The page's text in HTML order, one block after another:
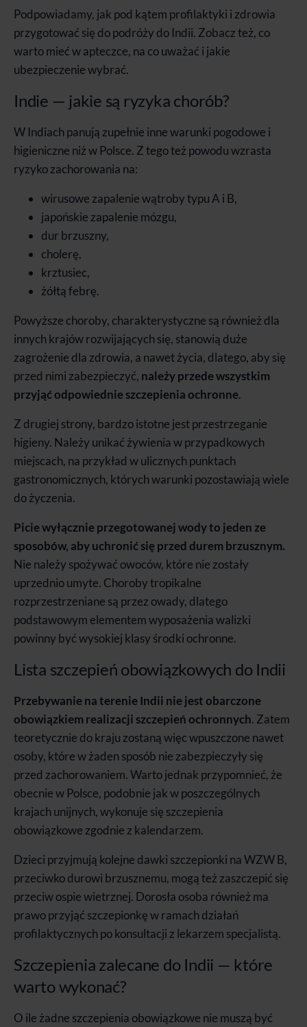
Podpowiadamy, jak pod kątem profilaktyki i zdrowia
przygotować się do podróży do Indii. Zobacz też, co
warto mieć w apteczce, na co uważać i jakie
ubezpieczenie wybrać.
Indie — jakie są ryzyka chorób?
W Indiach panują zupełnie inne warunki pogodowe i
higieniczne niż w Polsce. Z tego też powodu wzrasta
ryzyko zachorowania na:
wirusowe zapalenie wątroby typu A i B,
japońskie zapalenie mózgu,
dur brzuszny,
cholerę,
krztusiec,
żółtą febrę.
Powyższe choroby, charakterystyczne są również dla
innych krajów rozwijających się, stanowią duże
zagrożenie dla zdrowia, a nawet życia, dlatego, aby się
przed nimi zabezpieczyć, należy przede wszystkim
przyjąć odpowiednie szczepienia ochronne.
Z drugiej strony, bardzo istotne jest przestrzeganie
higieny. Należy unikać żywienia w przypadkowych
miejscach, na przykład w ulicznych punktach
gastronomicznych, których warunki pozostawiają wiele
do życzenia.
Picie wyłącznie przegotowanej wody to jeden ze
sposobów, aby uchronić się przed durem brzusznym.
Nie należy spożywać owoców, które nie zostały
uprzednio umyte. Choroby tropikalne
rozprzestrzeniane są przez owady, dlatego
podstawowym elementem wyposażenia walizki
powinny być wysokiej klasy środki ochronne.
Lista szczepień obowiązkowych do Indii
Przebywanie na terenie Indii nie jest obarczone
obowiązkiem realizacji szczepień ochronnych. Zatem
teoretycznie do kraju zostaną więc wpuszczone nawet
osoby, które w żaden sposób nie zabezpieczyły się
przed zachorowaniem. Warto jednak przypomnieć, że
obecnie w Polsce, podobnie jak w poszczególnych
krajach unijnych, wykonuje się szczepienia
obowiązkowe zgodnie z kalendarzem.
Dzieci przyjmują kolejne dawki szczepionki na WZW B,
przeciwko durowi brzusznemu, mogą też zaszczepić się
przeciw ospie wietrznej. Dorosła osoba również ma
prawo przyjąć szczepionkę w ramach działań
profilaktycznych po konsultacji z lekarzem specjalistą.
Szczepienia zalecane do Indii — które
warto wykonać?
O ile żadne szczepienia obowiązkowe nie muszą być